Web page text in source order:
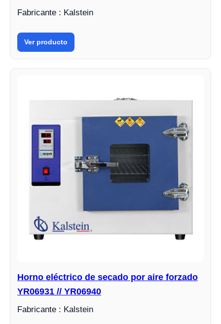
Fabricante : Kalstein
Ver producto
Horno eléctrico de secado por aire forzado
YR06931 // YR06940
Fabricante : Kalstein